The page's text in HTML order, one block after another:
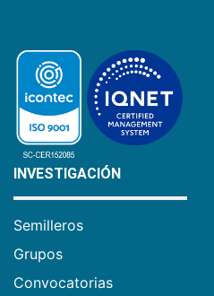
INVESTIGACIÓN
Semilleros
Grupos
Convocatorias